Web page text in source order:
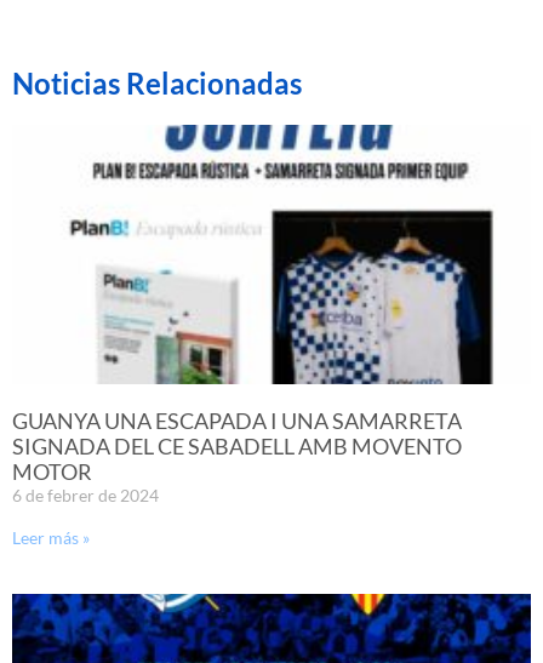
Noticias Relacionadas
GUANYA UNA ESCAPADA I UNA SAMARRETA
SIGNADA DEL CE SABADELL AMB MOVENTO
MOTOR
6 de febrer de 2024
Leer más »